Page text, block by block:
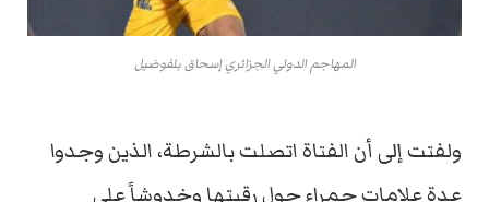
المهاجم الدولي الجزائري إسحاق بلفوضيل
ولفتت إلى أن الفتاة اتصلت بالشرطة، الذين وجدوا
عدة علامات حمراء حول رقبتها وخدوشاً على